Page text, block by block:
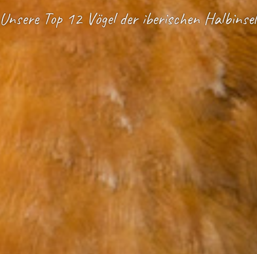
Unsere Top 12 Vögel der iberischen Halbinsel